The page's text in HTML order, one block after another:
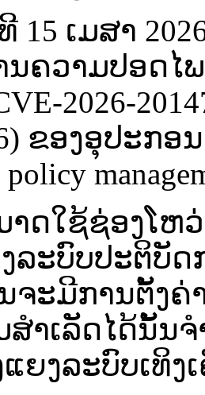
15 ເມສາ
ຄວາມປອດໄພ
2026-
ຂອງອຸປະກອນ
ດໃຊ້ຊ່ອງໂຫ
ລະບົບປະຕິບັ
ຈະມີການຕັ້ງຄ່
ຳເລັດໄດ້ນັ້ນຈ
ຍງລະບົບເທິງ